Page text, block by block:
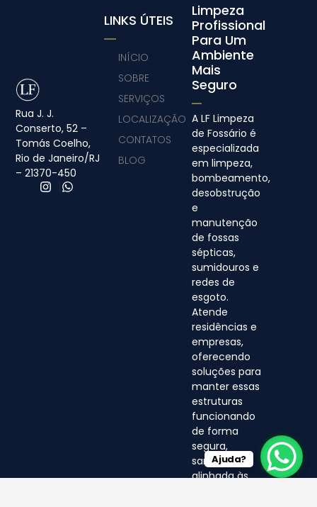
Rua J. J.
Conserto, 52 –
Tomás Coelho,
Rio de Janeiro/RJ
– 21370-450
Limpeza
Profissional
Para Um
Ambiente
Mais
Seguro
A LF Limpeza
de Fossário é
especializada
em limpeza,
bombeamento,
desobstrução
e
manutenção
de fossas
sépticas,
sumidouros e
redes de
esgoto.
Atende
residências e
empresas,
oferecendo
soluções para
manter essas
estruturas
funcionando
de forma
segura,
sanitária e
alinhada às
LINKS ÚTEIS
INÍCIO
SOBRE
SERVIÇOS
LOCALIZAÇÃO
CONTATOS
BLOG
Ajuda?